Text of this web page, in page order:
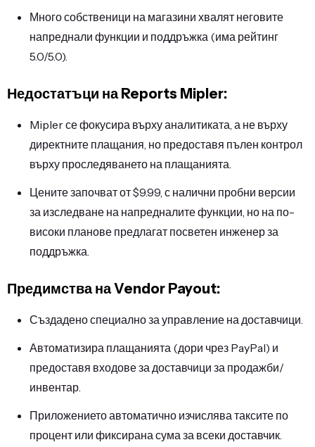
Много собственици на магазини хвалят неговите
напреднали функции и поддръжка (има рейтинг
5.0/5.0).
Недостатъци на Reports Mipler:
Mipler се фокусира върху аналитиката, а не върху
директните плащания, но предоставя пълен контрол
върху проследяването на плащанията.
Цените започват от $9.99, с налични пробни версии
за изследване на напредналите функции, но на по-
високи планове предлагат посветен инженер за
поддръжка.
Предимства на Vendor Payout:
Създадено специално за управление на доставчици.
Автоматизира плащанията (дори чрез PayPal) и
предоставя входове за доставчици за продажби/
инвентар.
Приложението автоматично изчислява таксите по
процент или фиксирана сума за всеки доставчик.